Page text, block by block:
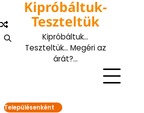
content
Kipróbáltuk-
Teszteltük
Kipróbáltuk…
Teszteltük… Megéri az
árát?…
Településenként